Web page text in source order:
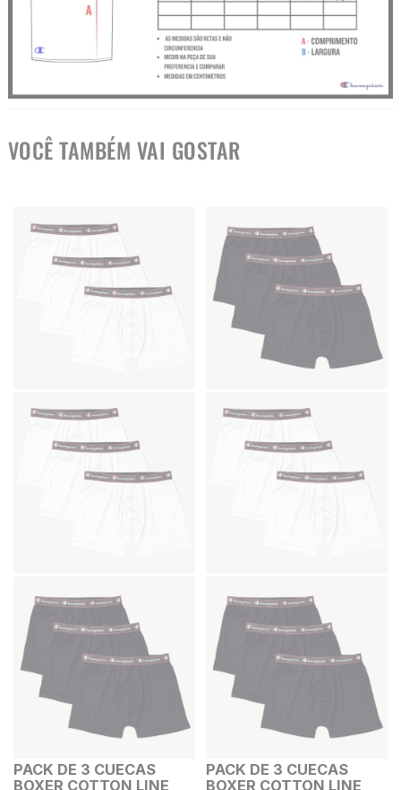
VOCÊ TAMBÉM VAI GOSTAR
PACK DE 3 CUECAS
BOXER COTTON LINE
PACK DE 3 CUECAS
BOXER COTTON LINE